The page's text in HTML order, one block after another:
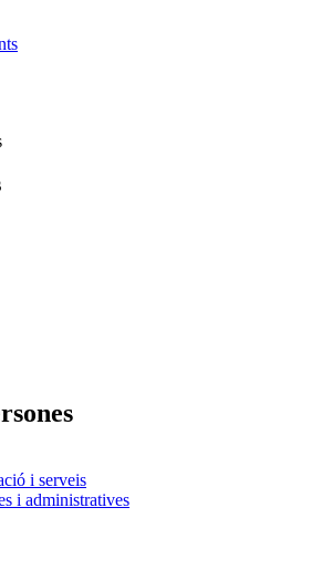
i serveis
i administratives